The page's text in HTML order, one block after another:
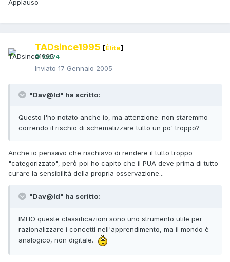
Applauso
TADsince1995 [Élite]
10674
Inviato 17 Gennaio 2005
"Dav@Id" ha scritto:
Questo l'ho notato anche io, ma attenzione: non staremmo
correndo il rischio di schematizzare tutto un po' troppo?
Anche io pensavo che rischiavo di rendere il tutto troppo
"categorizzato", però poi ho capito che il PUA deve prima di tutto
curare la sensibilità della propria osservazione...
"Dav@Id" ha scritto:
IMHO queste classificazioni sono uno strumento utile per
razionalizzare i concetti nell'apprendimento, ma il mondo è
analogico, non digitale.